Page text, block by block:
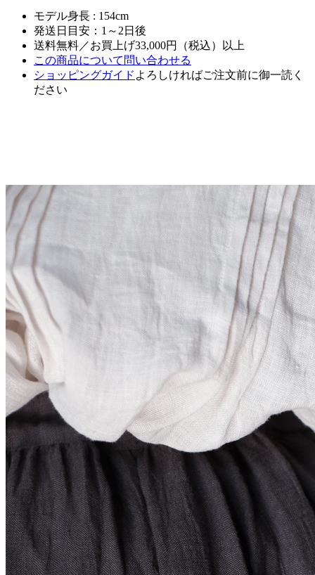
モデル身長 : 154cm
発送日目安：1～2日後
送料無料／お買上げ33,000円（税込）以上
この商品について問い合わせる
ショッピングガイド よろしければご注文前に御一読く
ださい